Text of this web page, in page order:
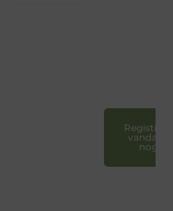
Registreer
vandaag
nog